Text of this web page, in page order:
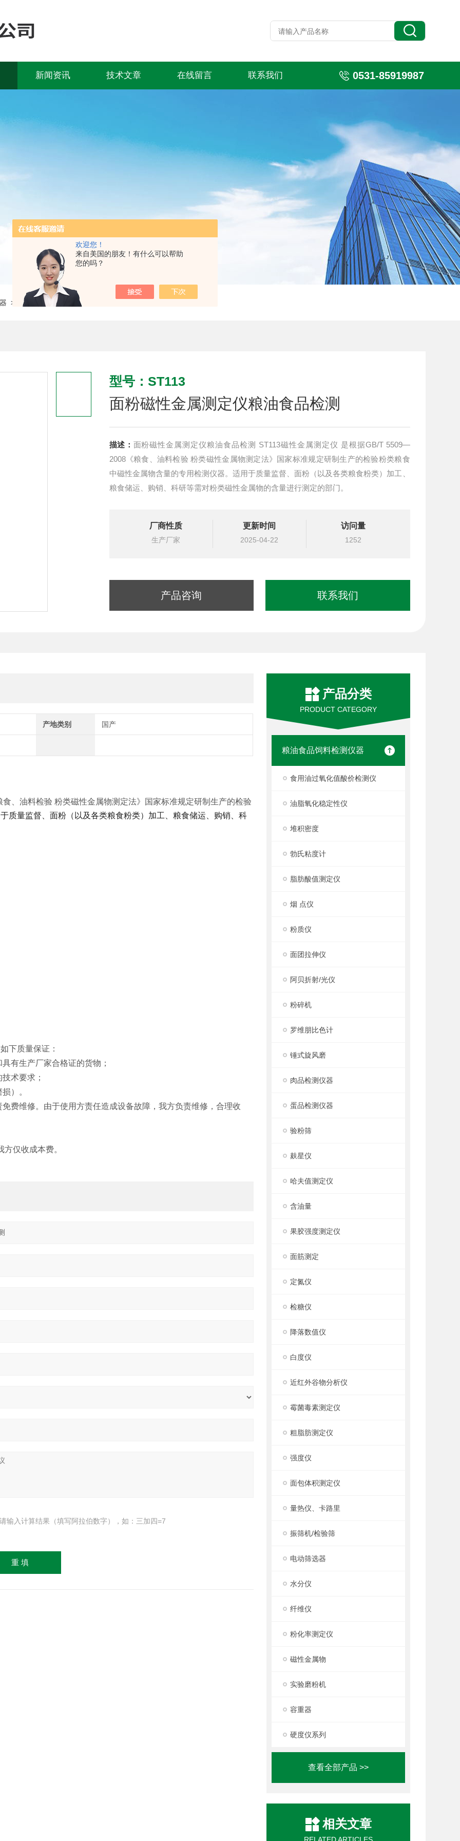
欢迎您！
来自美国的朋友！有什么可以帮助
您的吗？
新闻资讯 技术文章 在线留言 联系我们 0531-85919987
> ST113面粉磁性金属测定仪粮油食品检测
型号：ST113
面粉磁性金属测定仪粮油食品检测
描述： 面粉磁性金属测定仪粮油食品检测 ST113磁性金属测定仪 是根据GB/T 5509—
2008《粮食、油料检验 粉类磁性金属物测定法》国家标准规定研制生产的检验粉类粮食
中磁性金属物含量的专用检测仪器。适用于质量监督、面粉（以及各类粮食粉类）加工、
粮食储运、购销、科研等需对粉类磁性金属物的含量进行测定的部门。
厂商性质
生产厂家
更新时间
2025-04-22
访问量
1252
产品咨询 联系我们
产品分类
PRODUCT CATEGORY
粮油食品饲料检测仪器
食用油过氧化值酸价检测仪
油脂氧化稳定性仪
堆积密度
勃氏粘度计
脂肪酸值测定仪
烟 点仪
粉质仪
面团拉伸仪
阿贝折射/光仪
粉碎机
罗维朋比色计
锤式旋风磨
肉品检测仪器
蛋品检测仪器
验粉筛
麸星仪
哈夫值测定仪
含油量
果胶强度测定仪
面筋测定
定氮仪
检糖仪
降落数值仪
白度仪
近红外谷物分析仪
霉菌毒素测定仪
粗脂肪测定仪
强度仪
面包体积测定仪
量热仪、卡路里
振筛机/检验筛
电动筛选器
水分仪
纤维仪
粉化率测定仪
磁性金属物
实验磨粉机
容重器
硬度仪系列
查看全部产品 >>
相关文章
产地类别 国产
食、油料检验 粉类磁性金属物测定法》国家标准规定研制生产的检验
质量监督、面粉（以及各类粮食粉类）加工、粮食储运、购销、科
下质量保证：
有生产厂家合格证的货物；
术要求；
）。
费维修。由于使用方责任造成设备故障，我方负责维修，合理收
仅收成本费。
请输入计算结果（填写阿拉伯数字），如：三加四=7